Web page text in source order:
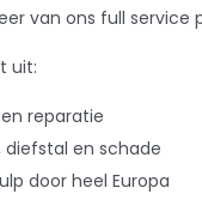
van ons full service
uit:
reparatie
diefstal en schade
door heel Europa